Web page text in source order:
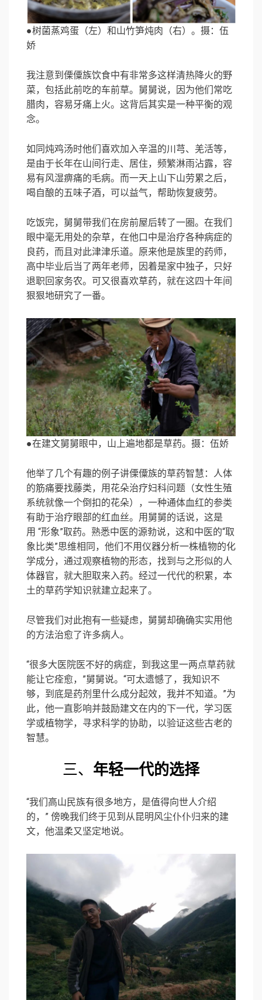
●树菌蒸鸡蛋（左）和山竹笋炖肉（右）。摄：伍
娇
我注意到傈僳族饮食中有非常多这样清热降火的野
菜，包括此前吃的车前草。舅舅说，因为他们常吃
腊肉，容易牙痛上火。这背后其实是一种平衡的观
念。
如同炖鸡汤时他们喜欢加入辛温的川芎、羌活等，
是由于长年在山间行走、居住，频繁淋雨沾露，容
易有风湿痹痛的毛病。而一天上山下山劳累之后，
喝自酿的五味子酒，可以益气，帮助恢复疲劳。
吃饭完，舅舅带我们在房前屋后转了一圈。在我们
眼中毫无用处的杂草，在他口中是治疗各种病症的
良药，而且对此津津乐道。原来他是族里的药师，
高中毕业后当了两年老师，因着是家中独子，只好
退职回家务农。可又很喜欢草药，就在这四十年间
狠狠地研究了一番。
●在建文舅舅眼中，山上遍地都是草药。摄：伍娇
他举了几个有趣的例子讲傈僳族的草药智慧：人体
的筋痛要找藤类，用花朵治疗妇科问题（女性生殖
系统就像一个倒扣的花朵），一种通体血红的参类
有助于治疗眼部的红血丝。用舅舅的话说，这是
用 “形象”取药。熟悉中医的源勃说，这和中医的“取
象比类”思维相同，他们不用仪器分析一株植物的化
学成分，通过观察植物的形态，找到与之形似的人
体器官，就大胆取来入药。经过一代代的积累，本
土的草药学知识就建立起来了。
尽管我们对此抱有一些疑虑，舅舅却确确实实用他
的方法治愈了许多病人。
“很多大医院医不好的病症，到我这里一两点草药就
能让它痊愈，”舅舅说。“可太遗憾了，我知识不
够，到底是药剂里什么成分起效，我并不知道。”为
此，他一直影响并鼓励建文在内的下一代，学习医
学或植物学，寻求科学的协助，以验证这些古老的
智慧。
三、 年轻一代的选择
“我们高山民族有很多地方，是值得向世人介绍
的，” 傍晚我们终于见到从昆明风尘仆仆归来的建
文，他温柔又坚定地说。